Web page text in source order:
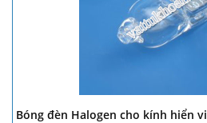
Bóng đèn Halogen cho kính hiển vi